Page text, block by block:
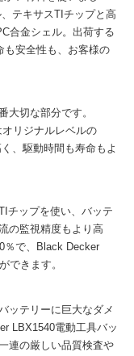
テキサスTIチップと高
合金シェル。出荷する
も安全性も、お客様の
大切な部分です。
オリジナルレベルの
、駆動時間も寿命もよ
チップを使い、バッテ
の監視精度もより高
％で、Black Decker
できます。
ッテリーに巨大なダメ
LBX1540電動工具バッ
連の厳しい品質検査や